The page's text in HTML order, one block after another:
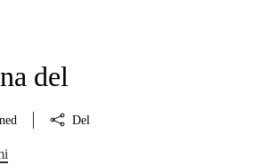
del
Del